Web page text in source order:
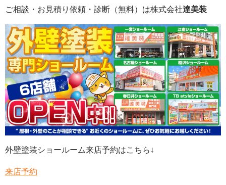
ご相談・お見積り依頼・診断 （無料） は株式会社達美装
外壁塗装ショールーム来店予約はこちら↓
来店予約